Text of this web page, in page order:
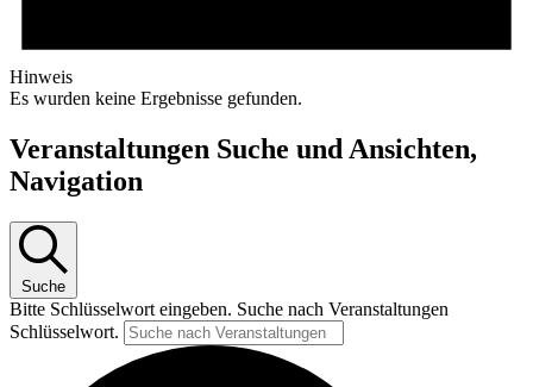
Hinweis
Es wurden keine Ergebnisse gefunden.
Veranstaltungen Suche und Ansichten,
Navigation
Suche
Bitte Schlüsselwort eingeben. Suche nach Veranstaltungen
Schlüsselwort.